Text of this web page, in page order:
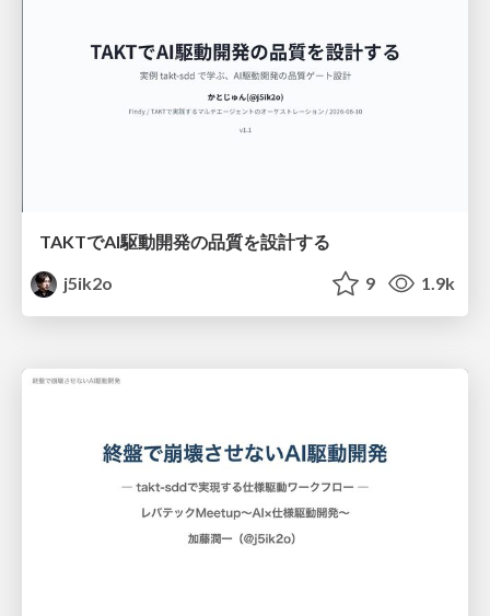
TAKTでAI駆動開発の品質を設計する
j5ik2o
9 1.9k